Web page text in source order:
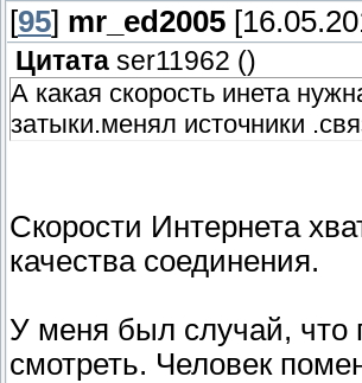
[95] mr_ed2005
Цитата ser11962 ()
А какая скорость инета
затыки.менял источники
Скорости Интернета
качества соединения.
У меня был случай, что
смотреть. Человек